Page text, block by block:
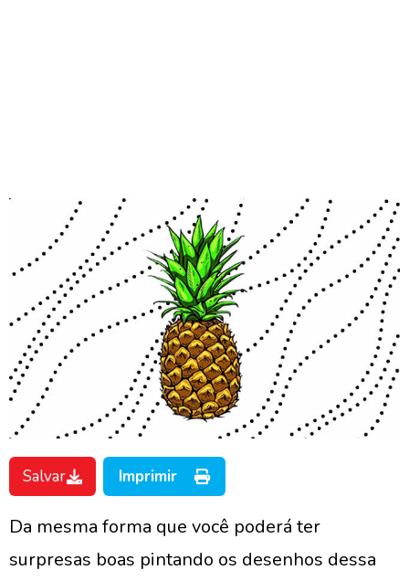
Salvar Imprimir
Da mesma forma que você poderá ter
surpresas boas pintando os desenhos dessa